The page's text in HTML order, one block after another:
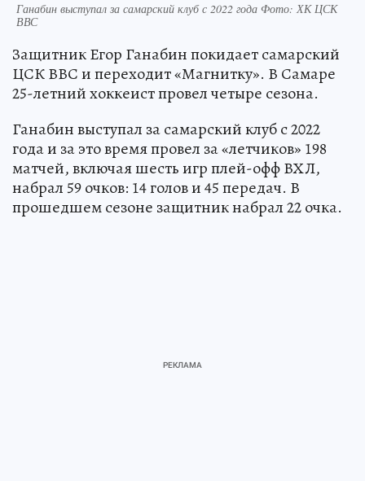
Ганабин выступал за самарский клуб с 2022 года Фото: ХК ЦСК
ВВС
Защитник Егор Ганабин покидает самарский
ЦСК ВВС и переходит «Магнитку». В Самаре
25-летний хоккеист провел четыре сезона.
Ганабин выступал за самарский клуб с 2022
года и за это время провел за «летчиков» 198
матчей, включая шесть игр плей-офф ВХЛ,
набрал 59 очков: 14 голов и 45 передач. В
прошедшем сезоне защитник набрал 22 очка.